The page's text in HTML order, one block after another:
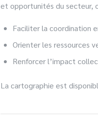
et opportunités du secteur,
Faciliter la coordination
Orienter les ressources
Renforcer l’impact
La cartographie est